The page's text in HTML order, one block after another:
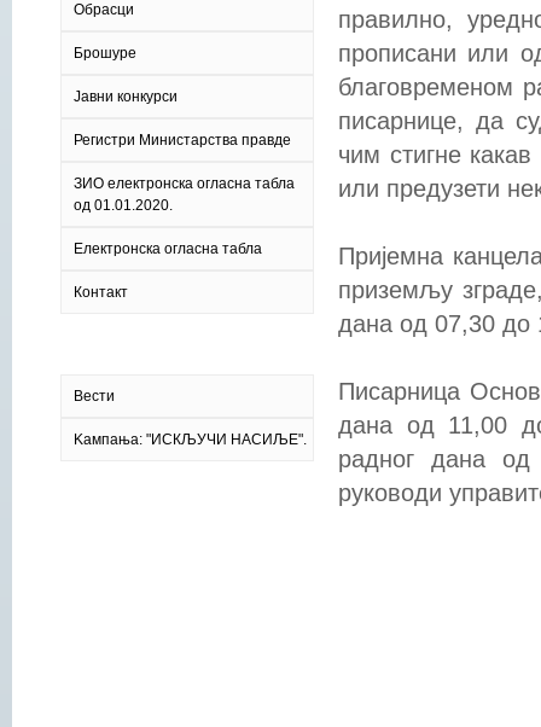
Обрасци
Брошуре
Јавни конкурси
Регистри Министарства правде
ЗИО електронска огласна табла
од 01.01.2020.
Електронска огласна табла
Контакт
Вести
Kампања: "ИСКЉУЧИ НАСИЉЕ".
правилно,
прописани или
благовременом
писарнице, да
чим стигне
или предузети
Пријемна
приземљу
дана од 07,30 до
Писарница
дана од 11,00
радног дана
руководи